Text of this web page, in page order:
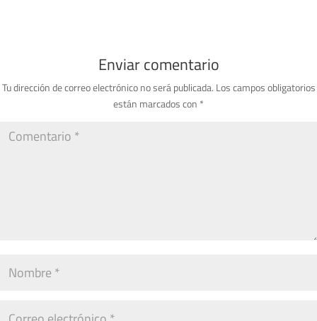
Enviar comentario
Tu dirección de correo electrónico no será publicada. Los campos obligatorios
están marcados con *